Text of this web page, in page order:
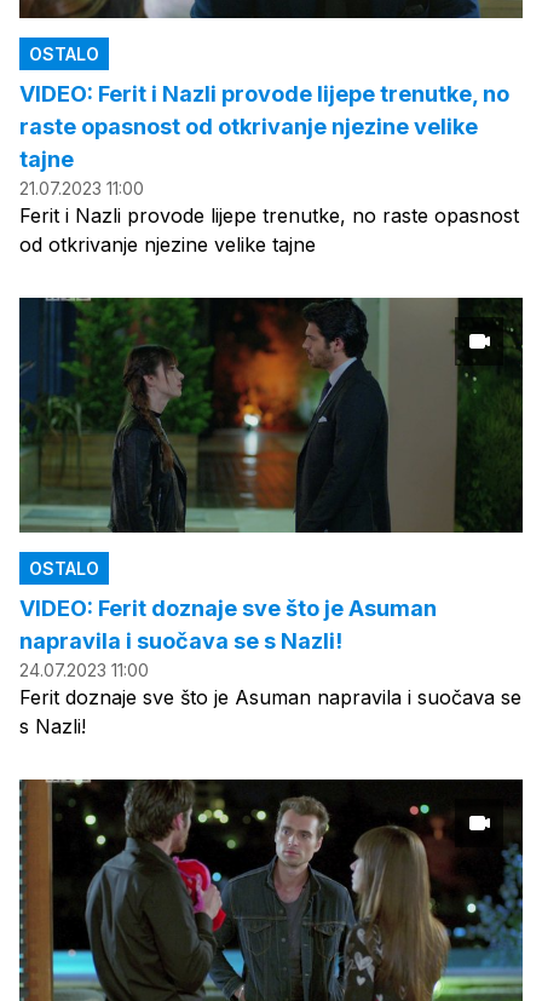
OSTALO
VIDEO: Ferit i Nazli provode lijepe trenutke, no
raste opasnost od otkrivanje njezine velike
tajne
21.07.2023 11:00
Ferit i Nazli provode lijepe trenutke, no raste opasnost
od otkrivanje njezine velike tajne
OSTALO
VIDEO: Ferit doznaje sve što je Asuman
napravila i suočava se s Nazli!
24.07.2023 11:00
Ferit doznaje sve što je Asuman napravila i suočava se
s Nazli!